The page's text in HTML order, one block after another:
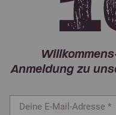
Anmeldung zu